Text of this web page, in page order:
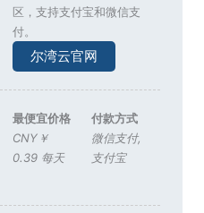
区，支持支付宝和微信支
付。
尔湾云官网
最便宜价格
CNY￥
0.39 每天
付款方式
微信支付,
支付宝